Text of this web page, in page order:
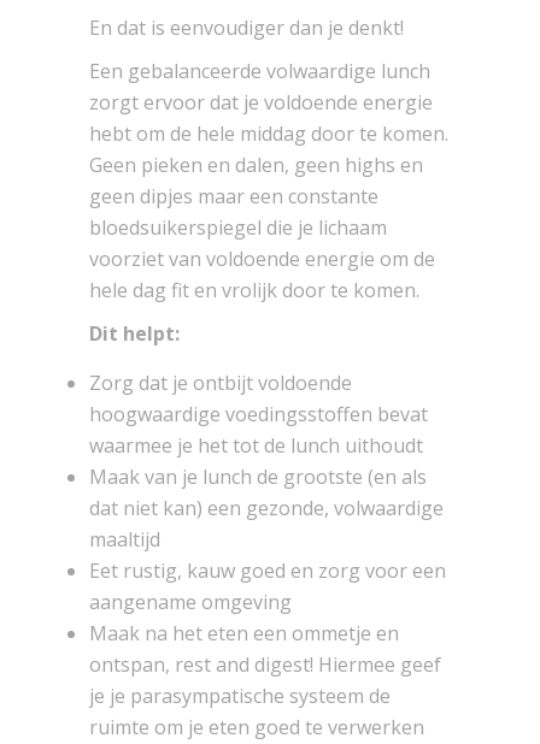
En dat is eenvoudiger dan je denkt!
Een gebalanceerde volwaardige lunch
zorgt ervoor dat je voldoende energie
hebt om de hele middag door te komen.
Geen pieken en dalen, geen highs en
geen dipjes maar een constante
bloedsuikerspiegel die je lichaam
voorziet van voldoende energie om de
hele dag fit en vrolijk door te komen.
Dit helpt:
Zorg dat je ontbijt voldoende
hoogwaardige voedingsstoffen bevat
waarmee je het tot de lunch uithoudt
Maak van je lunch de grootste (en als
dat niet kan) een gezonde, volwaardige
maaltijd
Eet rustig, kauw goed en zorg voor een
aangename omgeving
Maak na het eten een ommetje en
ontspan, rest and digest! Hiermee geef
je je parasympatische systeem de
ruimte om je eten goed te verwerken